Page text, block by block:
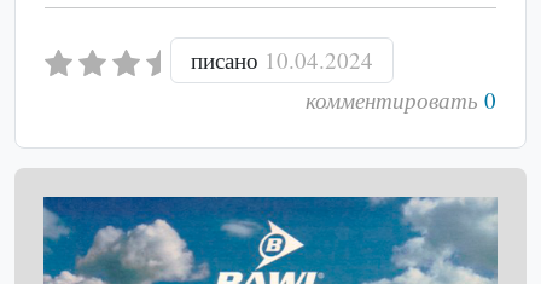
писано 10.04.2024
комментировать 0